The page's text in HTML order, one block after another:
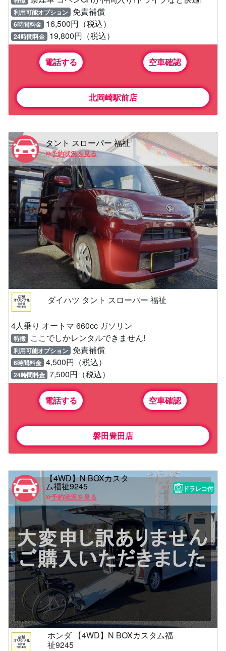
利用可能オプション 免責補償
6時間料金 16,500円（税込）
24時間料金 19,800円（税込）
電話する 空車確認
北岡崎駅前店
タント スローパー 福祉
予約状況を見る
ダイハツ タント スローパー 福祉
4人乗り オートマ 660cc ガソリン
特徴 ここでしかレンタルできません!
利用可能オプション 免責補償
6時間料金 4,500円（税込）
24時間料金 7,500円（税込）
電話する 空車確認
磐田豊田店
【4WD】N BOXカスタ
ム福祉9245
予約状況を見る
ドラレコ付
ホンダ 【4WD】N BOXカスタム福
祉9245